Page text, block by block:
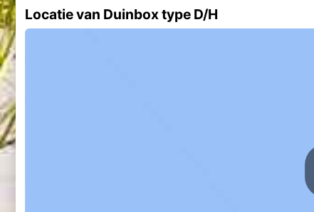
Locatie van Duinbox type D/H